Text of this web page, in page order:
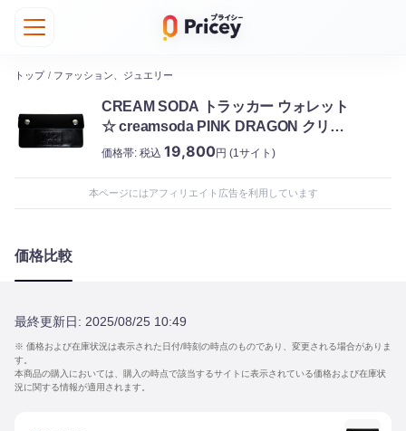
トップ / ファッション、ジュエリー
CREAM SODA トラッカー ウォレット
☆ creamsoda PINK DRAGON クリー
ムソーダ
価格帯: 税込 19,800円 (1サイト)
本ページにはアフィリエイト広告を利用しています
価格比較
最終更新日: 2025/08/25 10:49
※ 価格および在庫状況は表示された日付/時刻の時点のものであり、変更される場合がありま
す。
本商品の購入においては、購入の時点で該当するサイトに表示されている価格および在庫状
況に関する情報が適用されます。